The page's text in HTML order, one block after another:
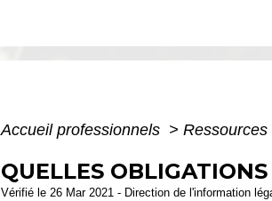
Accueil professionnels >
QUELLES
Vérifié le 26 Mar 2021 - Direction de l'information